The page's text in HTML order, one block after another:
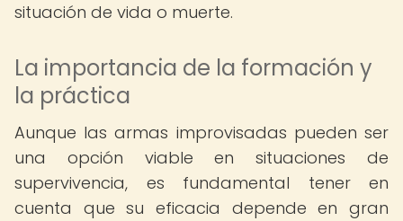
situación de vida o muerte.
La importancia de la formación y
la práctica
Aunque las armas improvisadas pueden ser
una opción viable en situaciones de
supervivencia, es fundamental tener en
cuenta que su eficacia depende en gran